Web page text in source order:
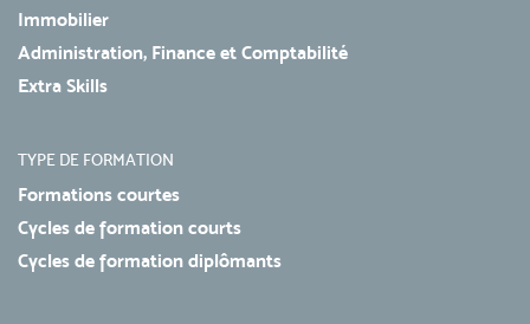
Immobilier
Administration, Finance et Comptabilité
Extra Skills
TYPE DE FORMATION
Formations courtes
Cycles de formation courts
Cycles de formation diplômants